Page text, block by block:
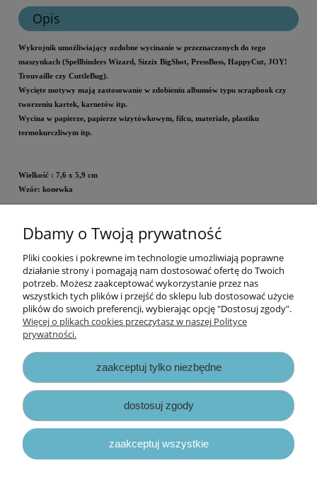
Opis
Wykrojnik umożliwiający ozdobne wycinanie w przeznaczonych do tego
maszynkach (Spellbinders Wizard, Sizzix BigShot, PressBoss, HappyCut, JOY!
Trouvaille czy CuttleBug).
Wycięte motywy mają zastosowanie w zdobieniu albumów typu scrapbook czy
tworzeniu kartek, karnetów itp.
Wycina w papierze, papierze wizytówkowym, filcu, materiale, plastiku
termokurczliwym itp.
Wielkość : 7,6 x 5,9 cm
Wzór: konewka
Cena za opakowanie
Informacje
Opłaty i koszty dostawy
Zapisy prawne
Dbamy o Twoją prywatność
Pliki cookies i pokrewne im technologie umożliwiają poprawne
działanie strony i pomagają nam dostosować ofertę do Twoich
potrzeb. Możesz zaakceptować wykorzystanie przez nas
wszystkich tych plików i przejść do sklepu lub dostosować użycie
plików do swoich preferencji, wybierając opcję "Dostosuj zgody".
Więcej o plikach cookies przeczytasz w naszej Polityce
prywatności.
zaakceptuj tylko niezbędne
dostosuj zgody
zaakceptuj wszystkie